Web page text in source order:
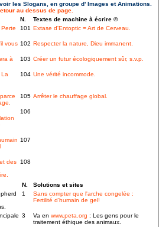
les Slogans, en groupe d' Images et Animations.
au dessus de page.
N.
Textes de machine à écrire ©
101 Extase d'Entoptic = Art de Cerveau.
vous 102 Respecter la nature, Dieu immanent.
à
103 Créer un futur écologiquement sûr, s.v.p.
La
104 Une vérité incommode.
105 Arrêter le chauffage global.
106
107
des 108
N.
Solutions et sites
1
Sans compter que l'arche congelée :
Fertilité d'humain de gel!
3 Va en www.peta.org : Les gens pour le
traitement éthique des animaux.